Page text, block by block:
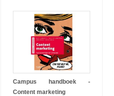
Campus handboek -
Content marketing